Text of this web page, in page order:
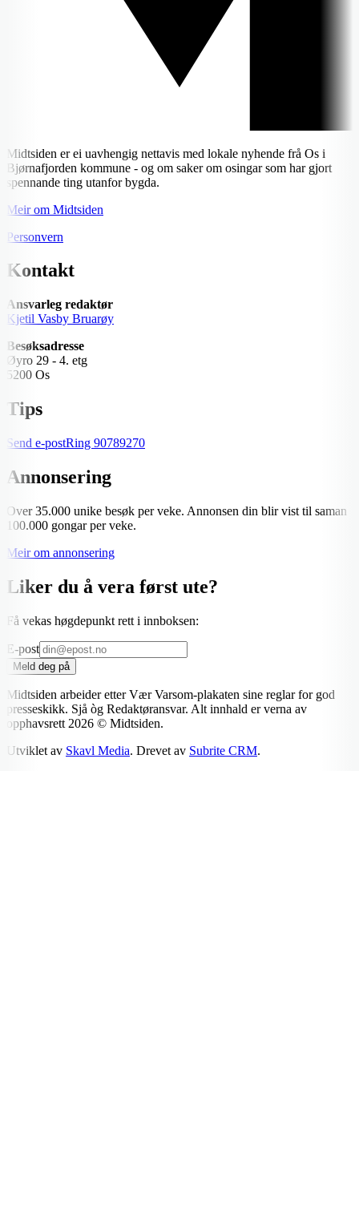
Midtsiden er ei uavhengig nettavis med lokale nyhende frå Os i
Bjørnafjorden kommune - og om saker om osingar som har gjort
spennande ting utanfor bygda.
Meir om Midtsiden
Personvern
Kontakt
Ansvarleg redaktør
Kjetil Vasby Bruarøy
Besøksadresse
Øyro 29 - 4. etg
5200 Os
Tips
Send e-postRing 90789270
Annonsering
Over 35.000 unike besøk per veke. Annonsen din blir vist til saman
100.000 gongar per veke.
Meir om annonsering
Liker du å vera først ute?
Få vekas høgdepunkt rett i innboksen:
E-post
Meld deg på
Midtsiden arbeider etter Vær Varsom-plakaten sine reglar for god
presseskikk. Sjå òg Redaktøransvar. Alt innhald er verna av
opphavsrett 2026 © Midtsiden.
Utviklet av Skavl Media. Drevet av Subrite CRM.